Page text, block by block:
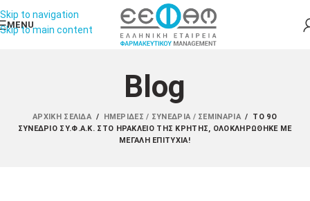
Skip to navigation
Skip to main content
MENU
Blog
ΑΡΧΙΚΉ ΣΕΛΊΔΑ / ΗΜΕΡΊΔΕΣ / ΣΥΝΈΔΡΙΑ / ΣΕΜΙΝΆΡΙΑ /
ΤΟ 9Ο
ΣΥΝΈΔΡΙΟ ΣΥ.Φ.Α.Κ. ΣΤΟ ΗΡΆΚΛΕΙΟ ΤΗΣ ΚΡΉΤΗΣ, ΟΛΟΚΛΗΡΏΘΗΚΕ ΜΕ
ΜΕΓΆΛΗ ΕΠΙΤΥΧΊΑ!